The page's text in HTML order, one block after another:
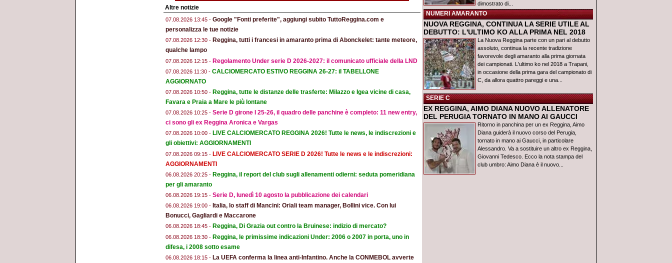
Altre notizie
07.08.2026 13:45 - Google "Fonti preferite", aggiungi subito TuttoReggina.com e
personalizza le tue notizie
07.08.2026 12:30 - Reggina, tutti i francesi in amaranto prima di Abonckelet: tante meteore,
qualche lampo
07.08.2026 12:15 - Regolamento Under serie D 2026-2027: il comunicato ufficiale della LND
07.08.2026 11:30 - CALCIOMERCATO ESTIVO REGGINA 26-27: il TABELLONE
AGGIORNATO
07.08.2026 10:50 - Reggina, tutte le distanze delle trasferte: Milazzo e Igea vicine di casa,
Favara e Praia a Mare le più lontane
07.08.2026 10:25 - Serie D girone I 25-26, il quadro delle panchine è completo: 11 new entry,
ci sono gli ex Reggina Aronica e Vargas
07.08.2026 10:00 - LIVE CALCIOMERCATO REGGINA 2026! Tutte le news, le indiscrezioni e
gli obiettivi: AGGIORNAMENTI
07.08.2026 09:15 - LIVE CALCIOMERCATO SERIE D 2026! Tutte le news e le indiscrezioni:
AGGIORNAMENTI
06.08.2026 20:25 - Reggina, il report del club sugli allenamenti odierni: seduta pomeridiana
per gli amaranto
06.08.2026 19:15 - Serie D, lunedì 10 agosto la pubblicazione dei calendari
06.08.2026 19:00 - Italia, lo staff di Mancini: Oriali team manager, Bollini vice. Con lui
Bonucci, Gagliardi e Maccarone
06.08.2026 18:45 - Reggina, Di Grazia out contro la Bruinese: indizio di mercato?
06.08.2026 18:30 - Reggina, le primissime indicazioni Under: 2006 o 2007 in porta, uno in
difesa, i 2008 sotto esame
06.08.2026 18:15 - La UEFA conferma la linea anti-Infantino. Anche la CONMEBOL avverte
dimostrato di...
NUMERI AMARANTO
NUOVA REGGINA, CONTINUA LA SERIE UTILE AL
DEBUTTO: L'ULTIMO KO ALLA PRIMA NEL 2018
La Nuova Reggina parte con un pari al debutto
assoluto, continua la recente tradizione
favorevole degli amaranto alla prima giornata
dei campionati. L'ultimo ko nel 2018 a Trapani,
in occasione della prima gara del campionato di
C, da allora quattro pareggi e una...
SERIE C
EX REGGINA, AIMO DIANA NUOVO ALLENATORE
DEL PERUGIA TORNATO IN MANO AI GAUCCI
Ritorno in panchina per un ex Reggina, Aimo
Diana guiderà il nuovo corso del Perugia,
tornato in mano ai Gaucci, in particolare
Alessandro. Va a sostituire un altro ex Reggina,
Giovanni Tedesco. Ecco la nota stampa del
club umbro: Aimo Diana è il nuovo...